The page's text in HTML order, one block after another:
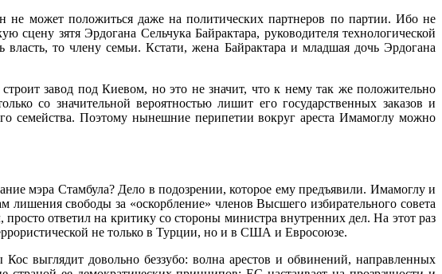
не может положиться даже на политических партнеров по партии. Ибо не
зятя Эрдогана Сельчука Байрактара, руководителя технологической
то члену семьи. Кстати, жена Байрактара и младшая дочь Эрдогана
завод под Киевом, но это не значит, что к нему так же положительно
со значительной вероятностью лишит его государственных заказов и
семейства. Поэтому нынешние перипетии вокруг ареста Имамоглу можно
мэра Стамбула? Дело в подозрении, которое ему предъявили. Имамоглу и
свободы за «оскорбление» членов Высшего избирательного совета
ответил на критику со стороны министра внутренних дел. На этот раз
не только в Турции, но и в США и Евросоюзе.
выглядит довольно беззубо: волна арестов и обвинений, направленных